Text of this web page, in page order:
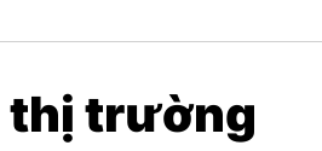
thị trường